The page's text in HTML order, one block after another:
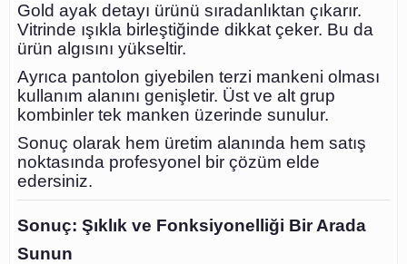
Gold ayak detayı ürünü sıradanlıktan çıkarır.
Vitrinde ışıkla birleştiğinde dikkat çeker. Bu da
ürün algısını yükseltir.
Ayrıca pantolon giyebilen terzi mankeni olması
kullanım alanını genişletir. Üst ve alt grup
kombinler tek manken üzerinde sunulur.
Sonuç olarak hem üretim alanında hem satış
noktasında profesyonel bir çözüm elde
edersiniz.
Sonuç: Şıklık ve Fonksiyonelliği Bir Arada
Sunun